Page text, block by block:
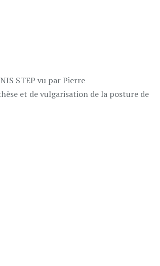
STEP vu par Pierre
et de vulgarisation de la posture de